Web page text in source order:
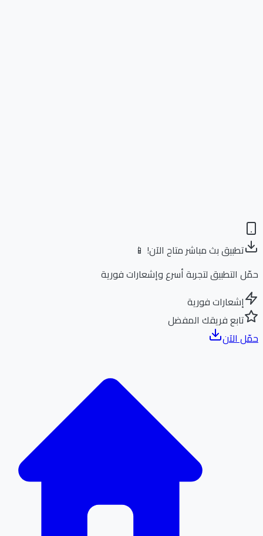
تطبيق بث مباشر متاح الآن! 📱
التطبيق لتجربة أسرع وإشعارات فورية
إشعارات فورية
تابع فريقك المفضل
الآن